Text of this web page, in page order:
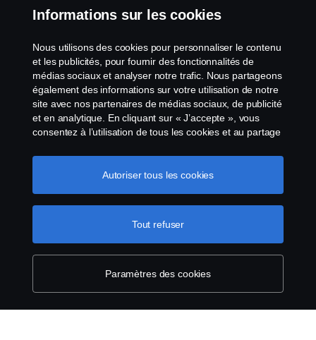
Contactez-nous
Le système de lancement d'alerte
Politique de cookies
Paramètres des cookies
© Copyright Scania 2026 All Rights Reserved.
Scania Luxembourg - Rue Gabriël Lippmann 23 -
L-5365 Münsbach- Tél: +352 34 18 11
Informations sur les cookies
Nous utilisons des cookies pour personnaliser le contenu
et les publicités, pour fournir des fonctionnalités de
médias sociaux et analyser notre trafic. Nous partageons
également des informations sur votre utilisation de notre
site avec nos partenaires de médias sociaux, de publicité
et en analytique. En cliquant sur « J’accepte », vous
consentez à l’utilisation de tous les cookies et au partage
cookies en cliquant sur « Paramètres des cookies » et en
sélectionnant les catégories que vous souhaitez
Pour en savoir plus sur la
protection de votre vie privée
Paramètres des cookies
Tout refuser
Autoriser tous les cookies